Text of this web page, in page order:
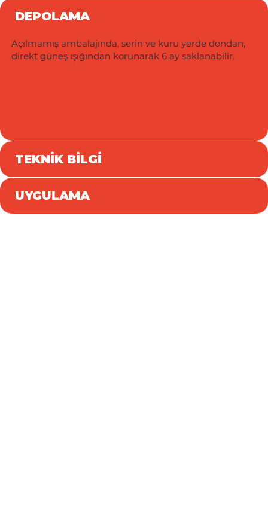
DEPOLAMA
Açılmamış ambalajında, serin ve kuru yerde dondan,
direkt güneş ışığından korunarak 6 ay saklanabilir.
TEKNİK BİLGİ
UYGULAMA